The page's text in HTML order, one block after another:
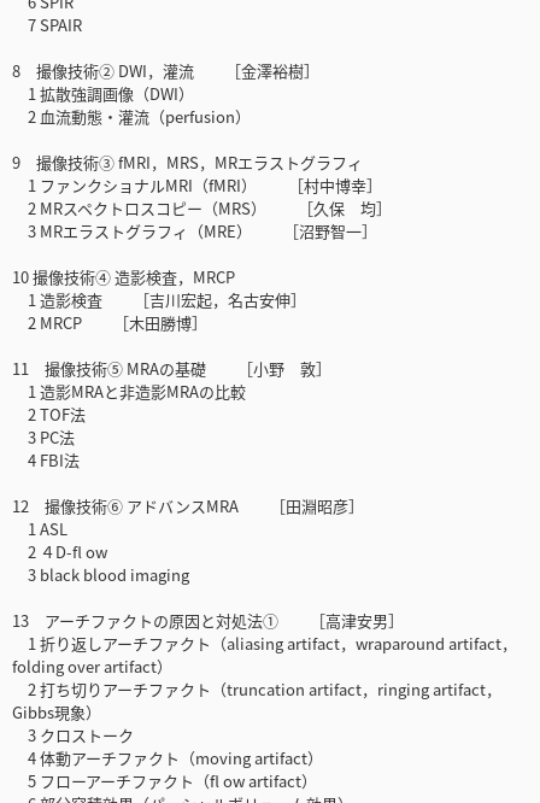
7 SPAIR
8 撮像技術② DWI，灌流 ［金澤裕樹］
1 拡散強調画像（DWI）
2 血流動態・灌流（perfusion）
9 撮像技術③ fMRI，MRS，MRエラストグラフィ
1 ファンクショナルMRI（fMRI） ［村中博幸］
2 MRスペクトロスコピー（MRS） ［久保 均］
3 MRエラストグラフィ（MRE） ［沼野智一］
10 撮像技術④ 造影検査，MRCP
1 造影検査 ［吉川宏起，名古安伸］
2 MRCP ［木田勝博］
11 撮像技術⑤ MRAの基礎 ［小野 敦］
1 造影MRAと非造影MRAの比較
2 TOF法
3 PC法
4 FBI法
12 撮像技術⑥ アドバンスMRA ［田淵昭彦］
1 ASL
2 ４D-fl ow
3 black blood imaging
13 アーチファクトの原因と対処法① ［高津安男］
1 折り返しアーチファクト（aliasing artifact，wraparound artifact，
folding over artifact）
2 打ち切りアーチファクト（truncation artifact，ringing artifact，
Gibbs現象）
3 クロストーク
4 体動アーチファクト（moving artifact）
5 フローアーチファクト（fl ow artifact）